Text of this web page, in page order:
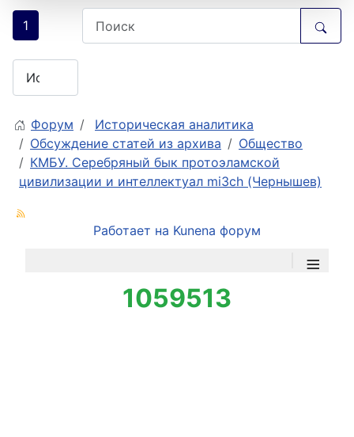
1
Форум
Историческая аналитика
Обсуждение статей из архива
Общество
КМБУ. Серебряный бык протоэламской
цивилизации и интеллектуал mi3ch (Чернышев)
Работает на Kunena форум
≡
1059513